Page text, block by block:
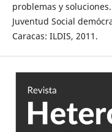
problemas y
Juventud Social
Caracas: ILDIS, 2011.